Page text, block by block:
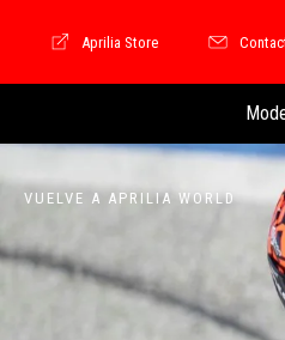
Store Motoguzzi
Aprilia Store
VUELVE A APRILIA WORLD